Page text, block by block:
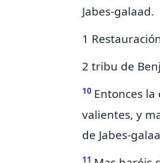
Jabes-galaad.
1
2 tribu de
10 Entonces
valientes, y
de Jabes-
11